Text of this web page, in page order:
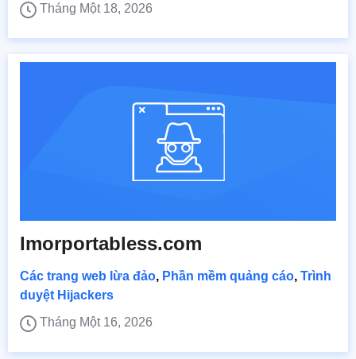
Tháng Một 18, 2026
Imorportabless.com
Các trang web lừa đảo, Phần mềm quảng cáo, Trình
duyệt Hijackers
Tháng Một 16, 2026